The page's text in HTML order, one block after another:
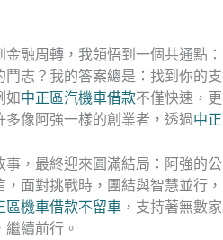
金融周轉，我領悟到一個共通點
鬥志？我的答案總是：找到你的
如中正區汽機車借款不僅快速，
多像阿強一樣的創業者，透過中
事，最終迎來圓滿結局：阿強的
面對挑戰時，團結與智慧並行
區機車借款不留車，支持著無數
續前行。